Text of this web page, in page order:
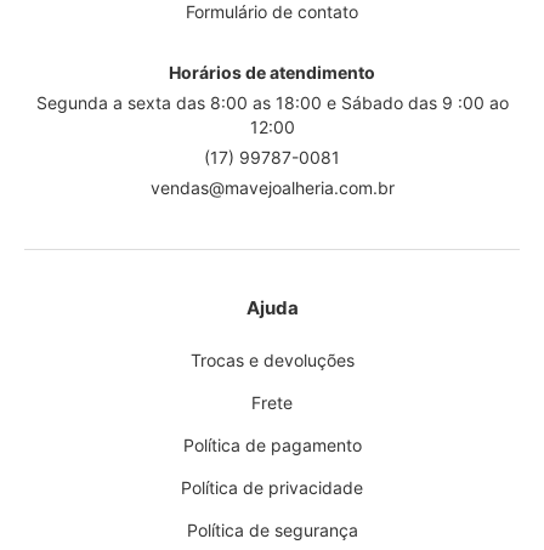
Formulário de contato
Horários de atendimento
Segunda a sexta das 8:00 as 18:00 e Sábado das 9 :00 ao
12:00
(17) 99787-0081
vendas@mavejoalheria.com.br
Ajuda
Trocas e devoluções
Frete
Política de pagamento
Política de privacidade
Política de segurança